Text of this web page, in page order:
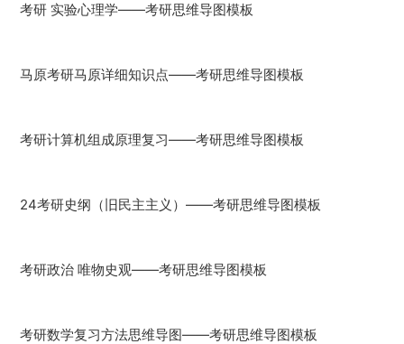
考研 实验心理学——考研思维导图模板
马原考研马原详细知识点——考研思维导图模板
考研计算机组成原理复习——考研思维导图模板
24考研史纲（旧民主主义）——考研思维导图模板
考研政治 唯物史观——考研思维导图模板
考研数学复习方法思维导图——考研思维导图模板